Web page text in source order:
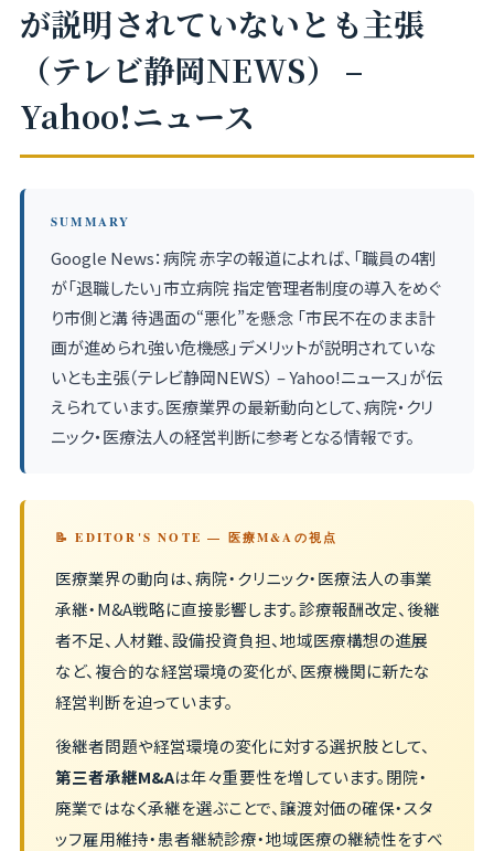
が説明されていないとも主張
（テレビ静岡NEWS） –
Yahoo!ニュース
SUMMARY
Google News：病院 赤字の報道によれば、「職員の4割
が「退職したい」市立病院 指定管理者制度の導入をめぐ
り市側と溝 待遇面の“悪化”を懸念 「市民不在のまま計
画が進められ強い危機感」デメリットが説明されていな
いとも主張（テレビ静岡NEWS） – Yahoo!ニュース」が伝
えられています。医療業界の最新動向として、病院・クリ
ニック・医療法人の経営判断に参考となる情報です。
📝 EDITOR'S NOTE — 医療M&Aの視点
医療業界の動向は、病院・クリニック・医療法人の事業
承継・M&A戦略に直接影響します。診療報酬改定、後継
者不足、人材難、設備投資負担、地域医療構想の進展
など、複合的な経営環境の変化が、医療機関に新たな
経営判断を迫っています。
後継者問題や経営環境の変化に対する選択肢として、
第三者承継M&Aは年々重要性を増しています。閉院・
廃業ではなく承継を選ぶことで、譲渡対価の確保・スタ
ッフ雇用維持・患者継続診療・地域医療の継続性をすべ